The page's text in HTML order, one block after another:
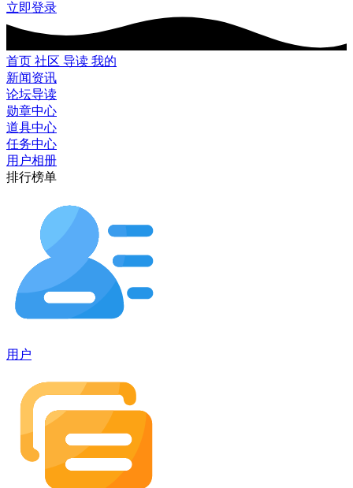
立即登录
首页 社区 导读 我的
新闻资讯
论坛导读
勋章中心
道具中心
任务中心
用户相册
排行榜单
用户